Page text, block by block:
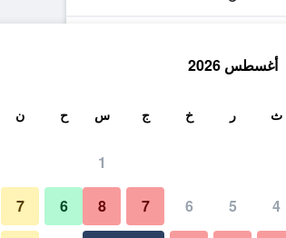
أغسطس 2026
ث ر خ ج س
1
4
5
6
7
8
ح ن
6
7